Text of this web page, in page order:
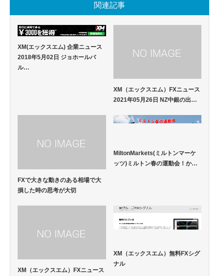
関連記事
XM(エックスエム) 企業ニュース
2018年5月02日 ジョホールバ
ル…
XM（エックスエム）FXニュース
2021年05月26日 NZ中銀の出…
FXで大きな動きのある相場で大
損した時の思考が大切
MiltonMarkets(ミルトンマーケ
ッツ)ミルトン春の運動会！か…
XM（エックスエム）FXニュース
XM（エックスエム）無料FXシグ
ナル